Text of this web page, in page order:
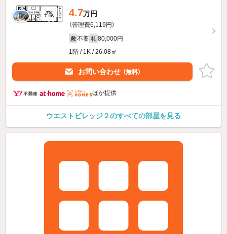
4.7万円
（管理費6,119円）
敷 不要 礼 80,000円
1階 / 1K / 26.08㎡
お問い合わせ （無料）
ほか提供
ウエストビレッジ２のすべての部屋を見る